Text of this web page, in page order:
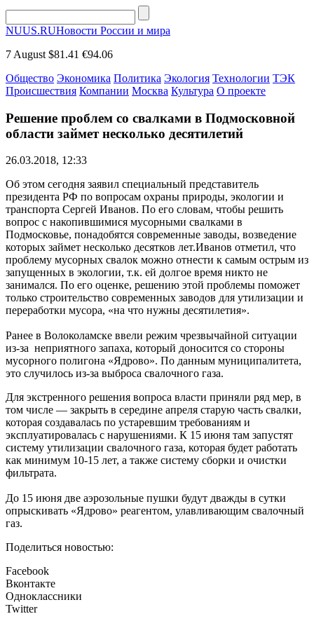
NUUS.RUНовости России и мира
7 August $81.41 €94.06
Общество Экономика Политика Экология Технологии ТЭК
Происшествия Компании Москва Культура О проекте
Решение проблем со свалками в Подмосковной
области займет несколько десятилетий
26.03.2018, 12:33
Об этом сегодня заявил специальный представитель
президента РФ по вопросам охраны природы, экологии и
транспорта Сергей Иванов. По его словам, чтобы решить
вопрос с накопившимися мусорными свалками в
Подмосковье, понадобятся современные заводы, возведение
которых займет несколько десятков лет.Иванов отметил, что
проблему мусорных свалок можно отнести к самым острым из
запущенных в экологии, т.к. ей долгое время никто не
занимался. По его оценке, решению этой проблемы поможет
только строительство современных заводов для утилизации и
переработки мусора, «на что нужны десятилетия».
Ранее в Волоколамске ввели режим чрезвычайной ситуации
из-за неприятного запаха, который доносится со стороны
мусорного полигона «Ядрово». По данным муниципалитета,
это случилось из-за выброса свалочного газа.
Для экстренного решения вопроса власти приняли ряд мер, в
том числе — закрыть в середине апреля старую часть свалки,
которая создавалась по устаревшим требованиям и
эксплуатировалась с нарушениями. К 15 июня там запустят
систему утилизации свалочного газа, которая будет работать
как минимум 10-15 лет, а также систему сборки и очистки
фильтрата.
До 15 июня две аэрозольные пушки будут дважды в сутки
опрыскивать «Ядрово» реагентом, улавливающим свалочный
газ.
Поделиться новостью:
Facebook
Вконтакте
Одноклассники
Twitter